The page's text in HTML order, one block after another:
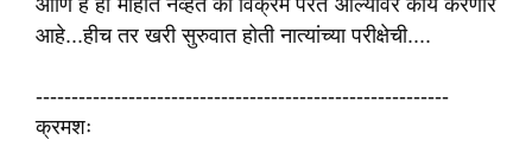
आणि हे ही माहीत नव्हतं की विक्रम परत आल्यावर काय करणार
आहे...हीच तर खरी सुरुवात होती नात्यांच्या परीक्षेची....
----------------------------------------------------------
क्रमशः